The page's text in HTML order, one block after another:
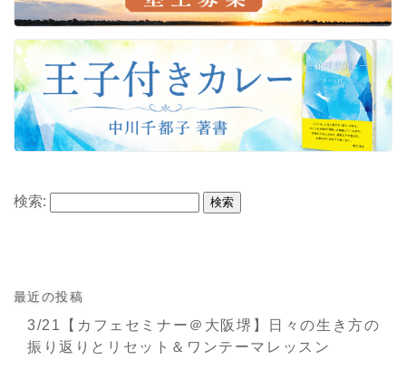
検索:
最近の投稿
3/21【カフェセミナー＠大阪堺】日々の生き方の
振り返りとリセット＆ワンテーマレッスン